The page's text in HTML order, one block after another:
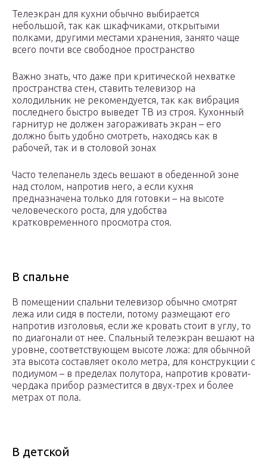
Телеэкран для кухни обычно выбирается
небольшой, так как шкафчиками, открытыми
полками, другими местами хранения, занято чаще
всего почти все свободное пространство
Важно знать, что даже при критической нехватке
пространства стен, ставить телевизор на
холодильник не рекомендуется, так как вибрация
последнего быстро выведет ТВ из строя. Кухонный
гарнитур не должен загораживать экран – его
должно быть удобно смотреть, находясь как в
рабочей, так и в столовой зонах
Часто телепанель здесь вешают в обеденной зоне
над столом, напротив него, а если кухня
предназначена только для готовки – на высоте
человеческого роста, для удобства
кратковременного просмотра стоя.
В спальне
В помещении спальни телевизор обычно смотрят
лежа или сидя в постели, потому размещают его
напротив изголовья, если же кровать стоит в углу, то
по диагонали от нее. Спальный телеэкран вешают на
уровне, соответствующем высоте ложа: для обычной
эта высота составляет около метра, для конструкции с
подиумом – в пределах полутора, напротив кровати-
чердака прибор разместится в двух-трех и более
метрах от пола.
В детской